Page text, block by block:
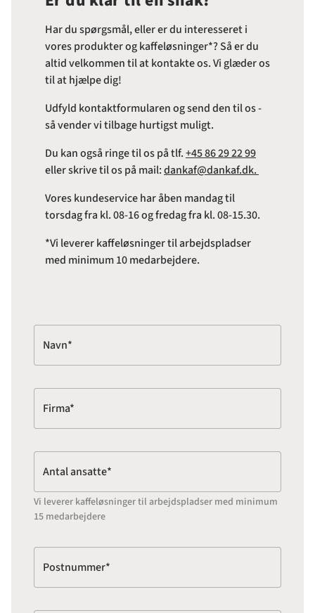
Har du spørgsmål, eller er du interesseret i
vores produkter og kaffeløsninger*? Så er du
altid velkommen til at kontakte os. Vi glæder os
til at hjælpe dig!
Udfyld kontaktformularen og send den til os -
så vender vi tilbage hurtigst muligt.
Du kan også ringe til os på tlf.+45 86 29 22 99
eller skrive til os på mail:dankaf@dankaf.dk.
Vores kundeservice har åben mandag til
torsdag fra kl. 08-16 og fredag fra kl. 08-15.30.
*Vi leverer kaffeløsninger til arbejdspladser
med minimum 10 medarbejdere.
Navn*
Firma*
Antal ansatte*
Vi leverer kaffeløsninger til arbejdspladser med minimum
15 medarbejdere
Postnummer*